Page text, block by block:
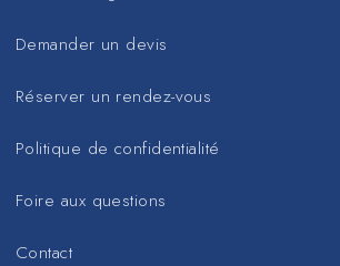
Demander un devis
Réserver un rendez-vous
Politique de confidentialité
Foire aux questions
Contact